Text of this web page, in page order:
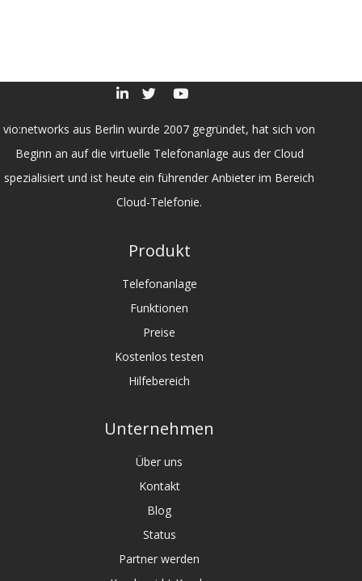
vio:networks aus Berlin wurde 2007 gegründet, hat sich von
Beginn an auf die virtuelle Telefonanlage aus der Cloud
spezialisiert und ist heute ein führender Anbieter im Bereich
Cloud-Telefonie.
Produkt
Telefonanlage
Funktionen
Preise
Kostenlos testen
Hilfebereich
Unternehmen
Über uns
Kontakt
Blog
Status
Partner werden